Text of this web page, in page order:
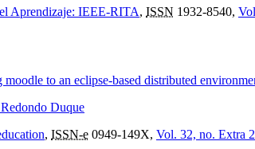
Aprendizaje: IEEE-RITA, ISSN 1932-8540,
to an eclipse-based distributed
Duque
, ISSN-e 0949-149X, Vol. 32, no. Extra